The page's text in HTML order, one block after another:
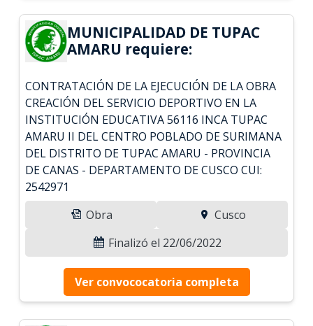
MUNICIPALIDAD DE TUPAC
AMARU requiere:
CONTRATACIÓN DE LA EJECUCIÓN DE LA OBRA
CREACIÓN DEL SERVICIO DEPORTIVO EN LA
INSTITUCIÓN EDUCATIVA 56116 INCA TUPAC
AMARU II DEL CENTRO POBLADO DE SURIMANA
DEL DISTRITO DE TUPAC AMARU - PROVINCIA
DE CANAS - DEPARTAMENTO DE CUSCO CUI:
2542971
Obra
Cusco
Finalizó el 22/06/2022
Ver convococatoria completa